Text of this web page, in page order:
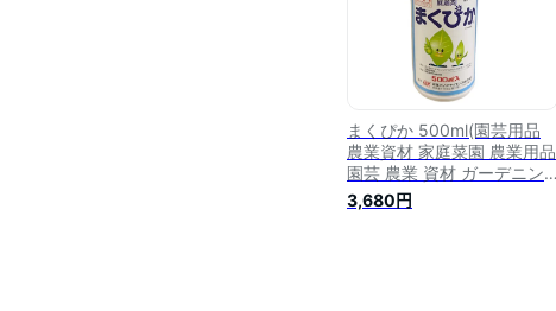
まくぴか 500ml(園芸用品
農業資材 家庭菜園 農業用品
園芸 農業 資材 ガーデニン
グ用品 ガーデニング 農業用
農業道具 園芸用 園芸用具
3,680円